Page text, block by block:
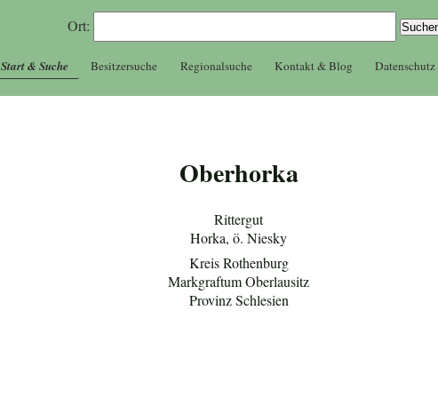
Ort:
Start & Suche Besitzersuche Regionalsuche Kontakt & Blog Datenschutz
Oberhorka
Rittergut
Horka, ö. Niesky
Kreis Rothenburg
Markgraftum Oberlausitz
Provinz Schlesien